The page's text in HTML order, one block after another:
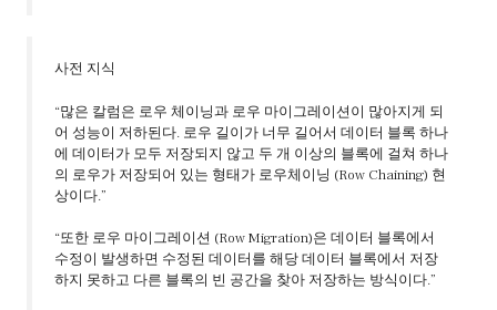
사전 지식
“많은 칼럼은 로우 체이닝과 로우 마이그레이션이 많아지게 되
어 성능이 저하된다. 로우 길이가 너무 길어서 데이터 블록 하나
에 데이터가 모두 저장되지 않고 두 개 이상의 블록에 걸쳐 하나
의 로우가 저장되어 있는 형태가 로우체이닝 (Row Chaining) 현
상이다.”
“또한 로우 마이그레이션 (Row Migration)은 데이터 블록에서
수정이 발생하면 수정된 데이터를 해당 데이터 블록에서 저장
하지 못하고 다른 블록의 빈 공간을 찾아 저장하는 방식이다.”